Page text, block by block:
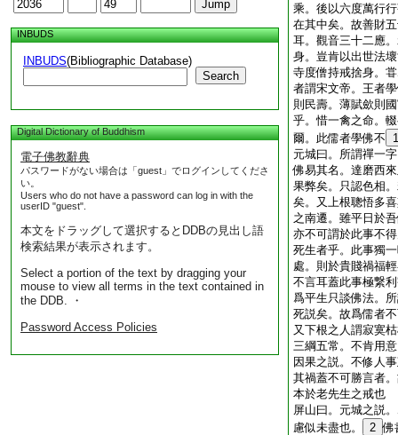
INBUDS
INBUDS(Bibliographic Database)
Search
Digital Dictionary of Buddhism
電子佛教辭典
パスワードがない場合は「guest」でログインしてくださ
い。
Users who do not have a password can log in with the
userID "guest".
本文をドラッグして選択するとDDBの見出し語
検索結果が表示されます。
Select a portion of the text by dragging your
mouse to view all terms in the text contained in
the DDB. ・
Password Access Policies
乘。後以六度萬行
在其中矣。故善財
耳。觀音三十二應
身。豈肯以出世法
寺度僧持戒捨身。
者謂宋文帝。王者
則民壽。薄賦歛則
乎。惜一禽之命。
爾。此儒者學佛不
1
元城曰。所謂禪一
佛易其名。達磨西
果弊矣。只認色相
矣。又上根聰悟多
之南遷。雖平日於
亦不可謂於此事不
死生者乎。此事獨
處。則於貴賤禍福
不言耳蓋此事極繋
爲平生只談佛法。
死説矣。故爲儒者
又下根之人謂寂寞
三綱五常。不肯用
因果之説。不修人
其禍蓋不可勝言者
本於老先生之戒也
屏山曰。元城之説
慮似未盡也。
2 佛